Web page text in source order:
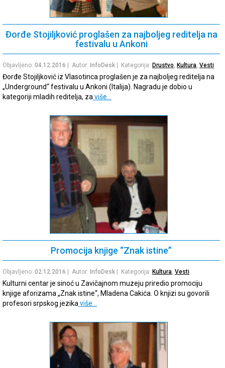
Đorđe Stojiljković proglašen za najboljeg reditelja na
festivalu u Ankoni
Objavljeno: 04.12.2016 | Autor: InfoDesk | Kategorija: Drustvo, Kultura, Vesti
Đorđe Stojiljković iz Vlasotinca proglašen je za najboljeg reditelja na
„Underground“ festivalu u Ankoni (Italija). Nagradu je dobio u
kategoriji mladih reditelja, za više…
Promocija knjige “Znak istine”
Objavljeno: 02.12.2016 | Autor: InfoDesk | Kategorija: Kultura, Vesti
Kulturni centar je sinoć u Zavičajnom muzeju priredio promociju
knjige aforizama „Znak istine“, Mladena Cakića. O knjizi su govorili
profesori srpskog jezika više…